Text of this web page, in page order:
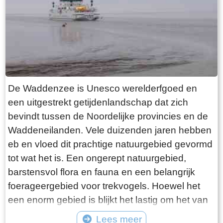
want deze is aan de binnenkant ook de moeite
waard. Er hangt een aantal historische houten
rouwborden aan de muur. In de huizen brandt
licht en de kachel. Aan de andere kant van de
terp loop je weer naar beneden, nu via voetpad
van gele klinkers. Als je daarna links aanhoudt
kom je gewoon weer uit waar je bent begonnen.
Het is moeilijk voor te stellen dat een dergelijk
terp ooit door mensenhanden is gemaakt.
Terpen hadden een belangrijke functie als
bescherming tegen overstromingen vanuit zee.
Na de aanleg van dijken werden ze, ontdaan
van hun nut, voor het grootste deel weer
afgegraven. De vruchtbare grond naar elders
verscheept. Hoe rigoureus deze vorm van
De Waddenzee is Unesco werelderfgoed en
een uitgestrekt getijdenlandschap dat zich
bevindt tussen de Noordelijke provincies en de
Waddeneilanden. Vele duizenden jaren hebben
eb en vloed dit prachtige natuurgebied gevormd
tot wat het is. Een ongerept natuurgebied,
barstensvol flora en fauna en een belangrijk
foerageergebied voor trekvogels. Hoewel het
een enorm gebied is blijkt het lastig om het van
dichtbij te zien en ervaren. Natuurlijk kun je in
Lees meer